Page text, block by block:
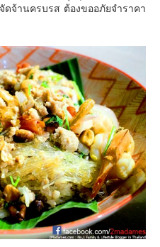
จ้านครบรส ต้องขออภัยจำราคา